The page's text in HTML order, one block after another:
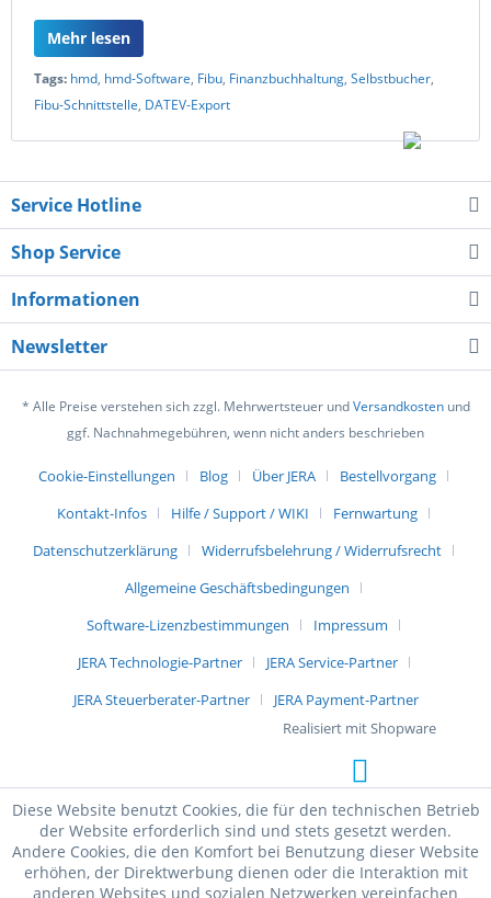
Mehr lesen
Tags: hmd, hmd-Software, Fibu, Finanzbuchhaltung, Selbstbucher,
Fibu-Schnittstelle, DATEV-Export
Service Hotline
Shop Service
Informationen
Newsletter
* Alle Preise verstehen sich zzgl. Mehrwertsteuer undVersandkostenund
ggf. Nachnahmegebühren, wenn nicht anders beschrieben
Cookie-Einstellungen Blog Über JERA
Bestellvorgang
Kontakt-Infos
Hilfe / Support / WIKI
Fernwartung
Datenschutzerklärung
Widerrufsbelehrung / Widerrufsrecht
Allgemeine Geschäftsbedingungen
Software-Lizenzbestimmungen
Impressum
JERA Technologie-Partner
JERA Service-Partner
JERA Steuerberater-Partner
JERA Payment-Partner
Realisiert mit Shopware
Diese Website benutzt Cookies, die für den technischen Betrieb
der Website erforderlich sind und stets gesetzt werden.
Andere Cookies, die den Komfort bei Benutzung dieser Website
erhöhen, der Direktwerbung dienen oder die Interaktion mit
anderen Websites und sozialen Netzwerken vereinfachen